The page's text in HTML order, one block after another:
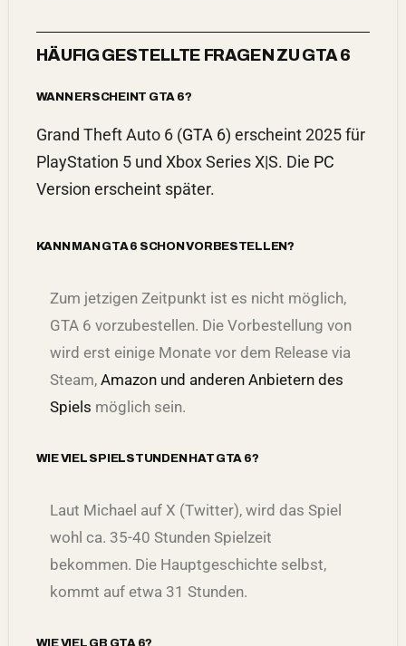
HÄUFIG GESTELLTE FRAGEN ZU GTA 6
WANN ERSCHEINT GTA 6?
Grand Theft Auto 6 (GTA 6) erscheint 2025 für
PlayStation 5 und Xbox Series X|S. Die PC
Version erscheint später.
KANN MAN GTA 6 SCHON VORBESTELLEN?
Zum jetzigen Zeitpunkt ist es nicht möglich,
GTA 6 vorzubestellen. Die Vorbestellung von
wird erst einige Monate vor dem Release via
Steam, Amazon und anderen Anbietern des
Spiels möglich sein.
WIE VIEL SPIELSTUNDEN HAT GTA 6?
Laut Michael auf X (Twitter), wird das Spiel
wohl ca. 35-40 Stunden Spielzeit
bekommen. Die Hauptgeschichte selbst,
kommt auf etwa 31 Stunden.